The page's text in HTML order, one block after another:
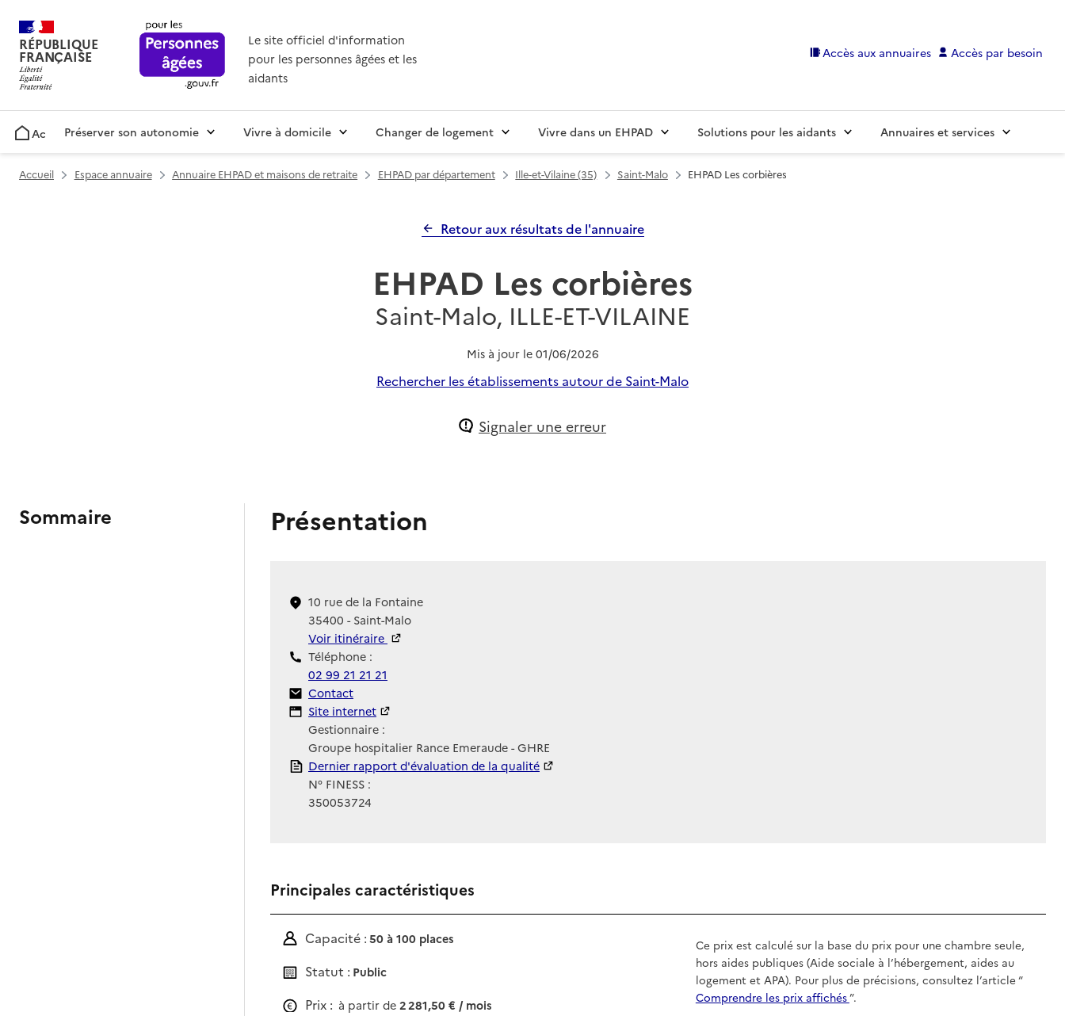
RÉPUBLIQUE
FRANÇAISE
Le site officiel d'information
pour les personnes âgées et les
aidants
Accès aux annuaires Accès par besoin
AccueilPréserver son autonomie Vivre à domicile Changer de logement Vivre dans un EHPAD Solutions pour les aidants Annuaires et services
Accueil Espace annuaire Annuaire EHPAD et maisons de retraite EHPAD par département Ille-et-Vilaine (35) Saint-Malo EHPAD Les corbières
Retour aux résultats de l'annuaire
EHPAD Les corbières
Saint-Malo, ILLE-ET-VILAINE
Mis à jour le 01/06/2026
Rechercher les établissements autour de Saint-Malo
Signaler une erreur
Sommaire Présentation
10 rue de la Fontaine
35400 - Saint-Malo
Voir itinéraire
Téléphone :
02 99 21 21 21
Contact
Contact
Site Internet
Site internet
Gestionnaire :
Groupe hospitalier Rance Emeraude - GHRE
Rapport HAS
Dernier rapport d'évaluation de la qualité
N° FINESS :
350053724
Principales caractéristiques
Capacité : 50 à 100 places
Statut : Public
Prix : à partir de 2 281,50 € / mois
Ce prix est calculé sur la base du prix pour une chambre seule,
hors aides publiques (Aide sociale à l’hébergement, aides au
logement et APA). Pour plus de précisions, consultez l’article “
Comprendre les prix affichés”.